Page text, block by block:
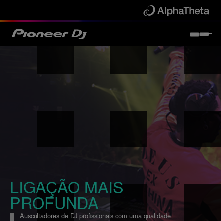
LIGAÇÃO MAIS
PROFUNDASHARE
Auscultadores de DJ profissionais com uma qualidade